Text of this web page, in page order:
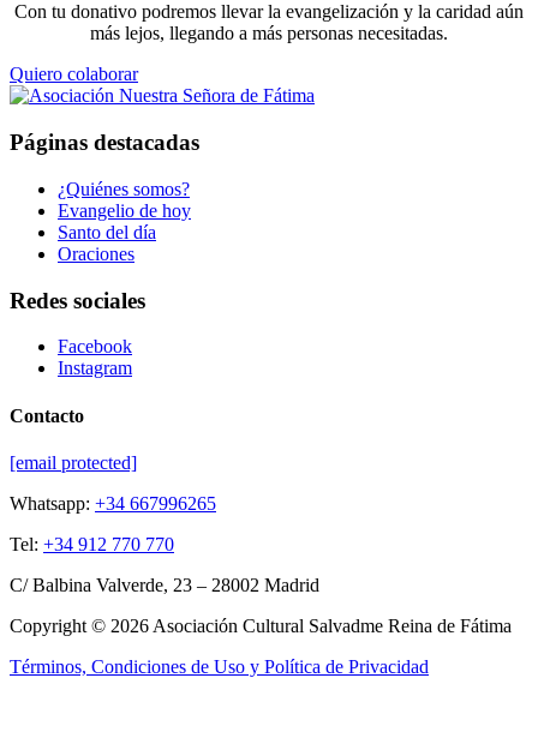
Con tu donativo podremos llevar la evangelización y la caridad aún
más lejos, llegando a más personas necesitadas.
Quiero colaborar
Páginas destacadas
¿Quiénes somos?
Evangelio de hoy
Santo del día
Oraciones
Redes sociales
Facebook
Instagram
Contacto
[email protected]
Whatsapp: +34 667996265
Tel: +34 912 770 770
C/ Balbina Valverde, 23 – 28002 Madrid
Copyright © 2026 Asociación Cultural Salvadme Reina de Fátima
Términos, Condiciones de Uso y Política de Privacidad